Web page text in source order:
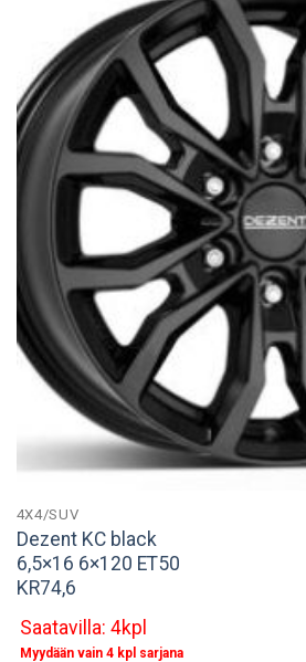
4X4/SUV
Dezent KC black
6,5×16 6×120 ET50
KR74,6
Saatavilla: 4kpl
Myydään vain 4 kpl sarjana